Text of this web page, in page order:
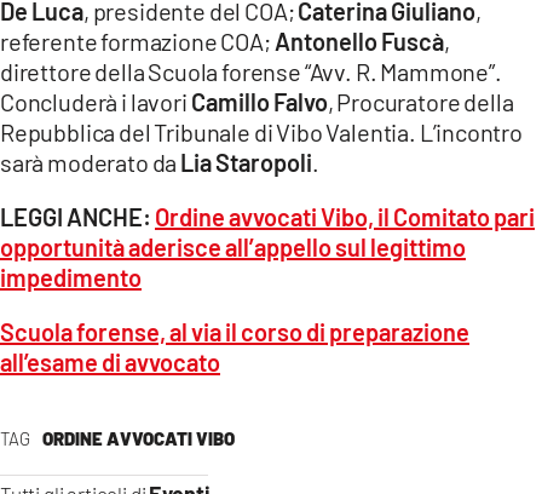
TAG ORDINE AVVOCATI VIBO
De Luca, presidente del COA;Caterina Giuliano,
referente formazione COA; Antonello Fuscà,
direttore della Scuola forense “Avv. R. Mammone”.
Concluderà i lavori Camillo Falvo, Procuratore della
Repubblica del Tribunale di Vibo Valentia. L’incontro
sarà moderato da Lia Staropoli.
LEGGI ANCHE: Ordine avvocati Vibo, il Comitato pari
opportunità aderisce all’appello sul legittimo
impedimento
Scuola forense, al via il corso di preparazione
all’esame di avvocato